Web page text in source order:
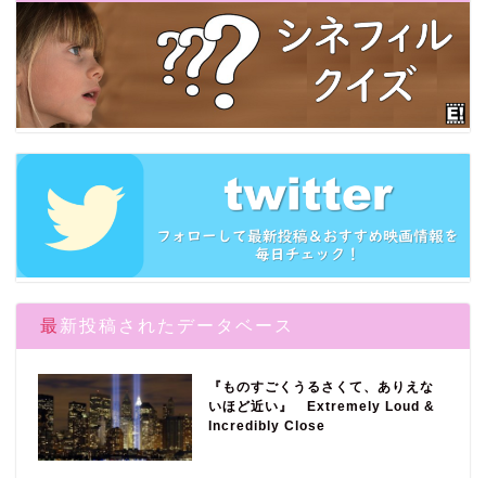
最新投稿されたデータベース
『ものすごくうるさくて、ありえな
いほど近い』 Extremely Loud &
Incredibly Close